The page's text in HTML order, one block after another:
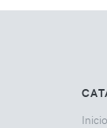
Inicio